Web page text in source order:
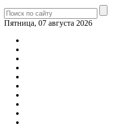
Пятница, 07 августа 2026